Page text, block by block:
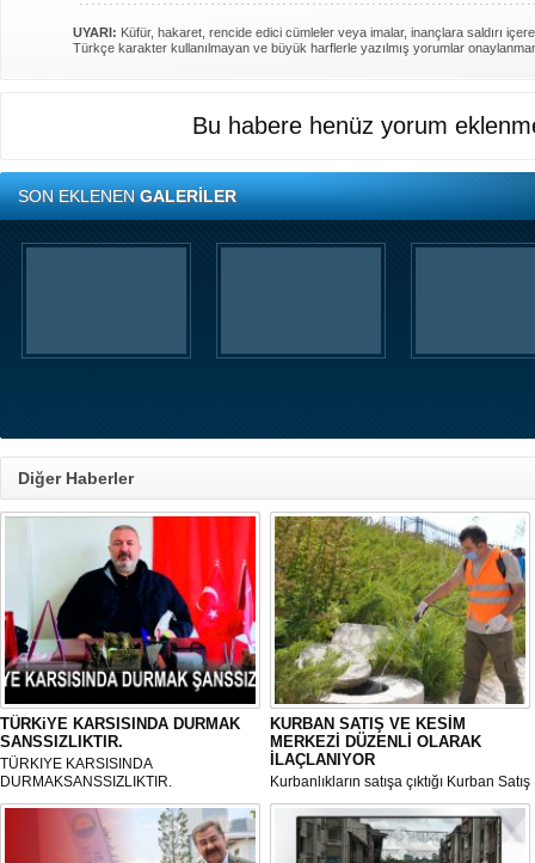
UYARI: Küfür, hakaret, rencide edici cümleler veya imalar, inançlara saldırı
Türkçe karakter kullanılmayan ve büyük harflerle yazılmış yorumlar
Bu habere henüz yorum
SON EKLENENGALERİLER
Diğer Haberler
TÜRKiYE KARSISINDA DURMAK
SANSSIZLIKTIR.
TÜRKIYE KARSISINDA
DURMAKSANSSIZLIKTIR.
KURBAN SATIŞ VE KESİM
MERKEZİ DÜZENLİ OLARAK
İLAÇLANIYOR
Kurbanlıkların satışa çıktığı Kurban Satış
ve Kesim Merkezi, haşere ve
mikropların önüne geçilmesi amacıyla
her gün Gölbaşı Belediyesi ekipleri
tarafından düzenli olarak ilaçlanıyor.